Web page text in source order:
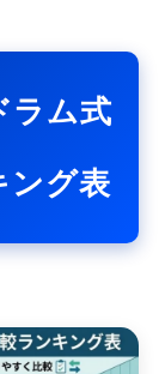
ラム式
ング表